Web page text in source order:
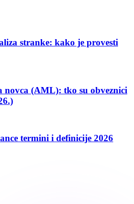
stranke: kako je provesti
novca (AML): tko su obveznici
termini i definicije 2026